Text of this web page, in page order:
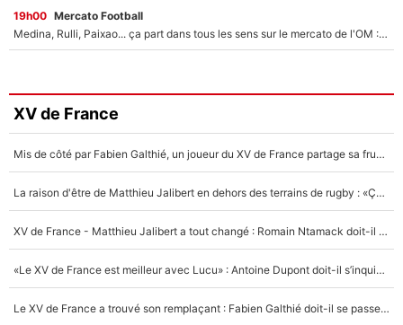
19h00 Mercato Football
Medina, Rulli, Paixao... ça part dans tous les sens sur le mercato de l'OM : Frank McCourt va enfin récupérer l'argent qu'il attend ?
XV de France
Mis de côté par Fabien Galthié, un joueur du XV de France partage sa frustration : «ils ne me l’ont pas dit tout de suite»
La raison d'être de Matthieu Jalibert en dehors des terrains de rugby : «Ça m'atteint autant que si tu touches à un membre de ma famille»
XV de France - Matthieu Jalibert a tout changé : Romain Ntamack doit-il s’inquiéter pour sa place à un an de la Coupe du monde ?
«Le XV de France est meilleur avec Lucu» : Antoine Dupont doit-il s’inquiéter pour sa place ?
Le XV de France a trouvé son remplaçant : Fabien Galthié doit-il se passer d'Antoine Dupont ?